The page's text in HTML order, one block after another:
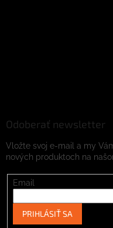
Odoberať newsletter
Vložte svoj e-mail a my
nových produktoch na
Email
PRIHLÁSIŤ SA